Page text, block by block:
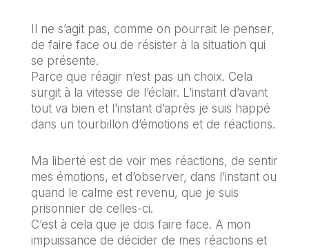
Il ne s’agit pas, comme on pourrait le penser,
de faire face ou de résister à la situation qui
se présente.
Parce que réagir n’est pas un choix. Cela
surgit à la vitesse de l’éclair. L’instant d’avant
tout va bien et l’instant d’après je suis happé
dans un tourbillon d’émotions et de réactions.
Ma liberté est de voir mes réactions, de sentir
mes émotions, et d’observer, dans l’instant ou
quand le calme est revenu, que je suis
prisonnier de celles-ci.
C’est à cela que je dois faire face. A mon
impuissance de décider de mes réactions et